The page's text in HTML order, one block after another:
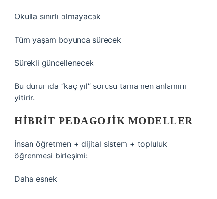
Okulla sınırlı olmayacak
Tüm yaşam boyunca sürecek
Sürekli güncellenecek
Bu durumda “kaç yıl” sorusu tamamen anlamını
yitirir.
HIBRIT PEDAGOJIK MODELLER
İnsan öğretmen + dijital sistem + topluluk
öğrenmesi birleşimi:
Daha esnek